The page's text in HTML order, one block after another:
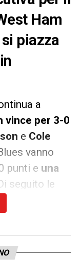
Ham
piazza
a
vince per 3-0
e Cole
vanno
punti e una
seguito le
ndr) è un